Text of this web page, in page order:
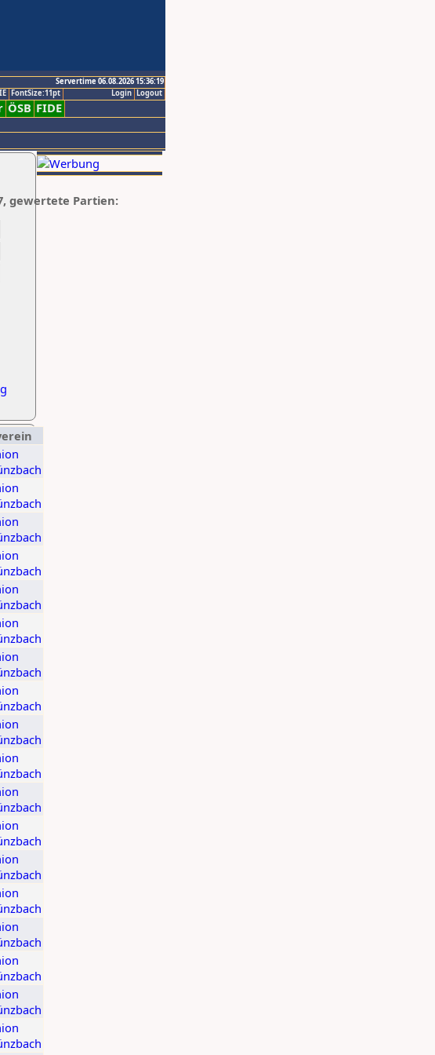
Servertime 06.08.2026 15:36:19
Logout
Login
FontSize:11pt
ÖSB FIDE
gewertete Partien: